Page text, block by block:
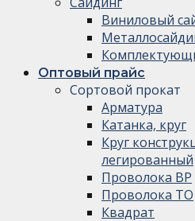
Виниловый
Оптовый прайс
Сортовой прокат
Арматура
Катанка, круг
Круг
легированный
Проволока ВР
Проволока ТО
Квадрат